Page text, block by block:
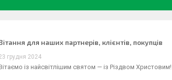
для наших партнерів, клієнтів, покупців
грудня 2024
із найсвітлішим святом — із Різдвом Христовим!